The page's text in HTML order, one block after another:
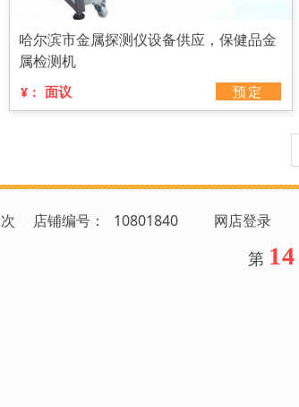
哈尔滨市金属探测仪设备供应，保健品金
属检测机
¥： 面议 预定
次 店铺编号： 10801840 网店登录
第 14